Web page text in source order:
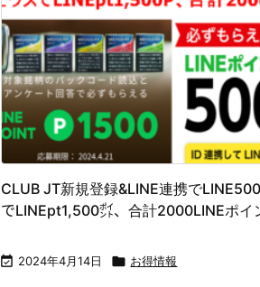
CLUB JT新規登録&LINE連携で
でLINEpt1,500㌽、合計2000LINEポイ
 2024年4月14日  お得情報